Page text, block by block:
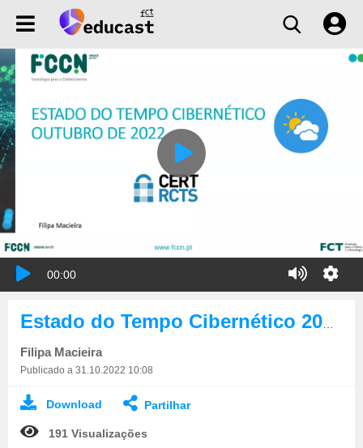
00:00
Filipa Macieira
Publicado a 31.10.2022 10:08
Download Partilhar
191 Visualizações